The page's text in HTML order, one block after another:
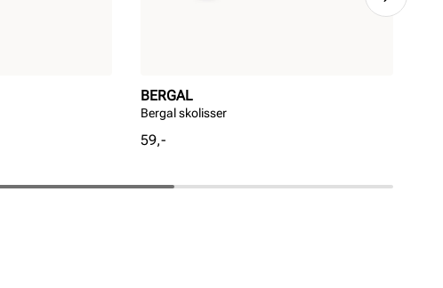
BERGAL
Bergal skolisser
Pris
59,-